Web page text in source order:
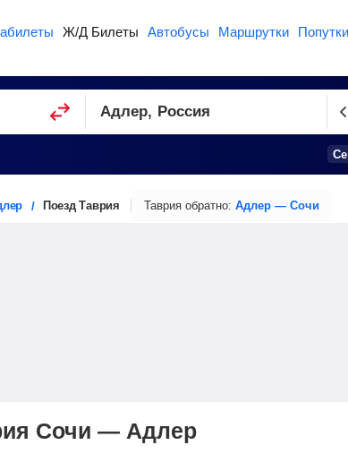
Ж/Д Билеты Автобусы Маршрутки Попутки
Поезд Таврия Таврия обратно: Адлер — Сочи
Сочи — Адлер